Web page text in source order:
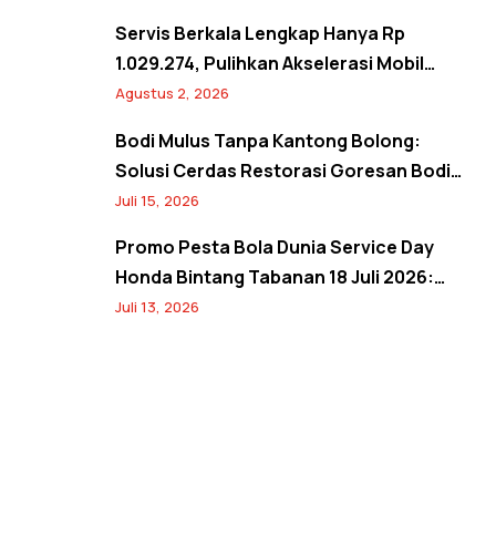
Servis Berkala Lengkap Hanya Rp
1.029.274, Pulihkan Akselerasi Mobil
Seperti Baru! Back to Prime Promo
Agustus 2, 2026
Bodi Mulus Tanpa Kantong Bolong:
Solusi Cerdas Restorasi Goresan Bodi
Mobil Hemat Biaya
Juli 15, 2026
Promo Pesta Bola Dunia Service Day
Honda Bintang Tabanan 18 Juli 2026:
Banjir Diskon Servis hingga 20% dan
Juli 13, 2026